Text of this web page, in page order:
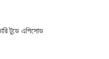
টুডে এপিসোড